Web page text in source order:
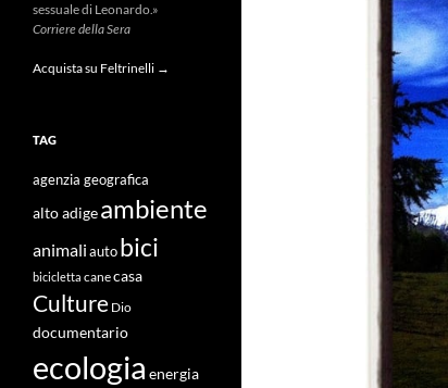
sessuale di Leonardo.»
Corriere della Sera
Acquista su Feltrinelli →
TAG
agenzia geografica
alto adigeambiente
animali auto bici
bicicletta canecasa
Culture Dio
documentario
ecologia energia